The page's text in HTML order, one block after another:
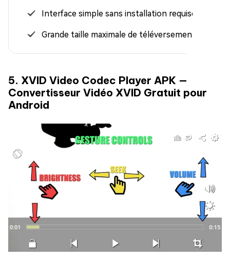
Interface simple sans installation requise
Grande taille maximale de téléversement (1 Go)
5. XVID Video Codec Player APK —
Convertisseur Vidéo XVID Gratuit pour
Android